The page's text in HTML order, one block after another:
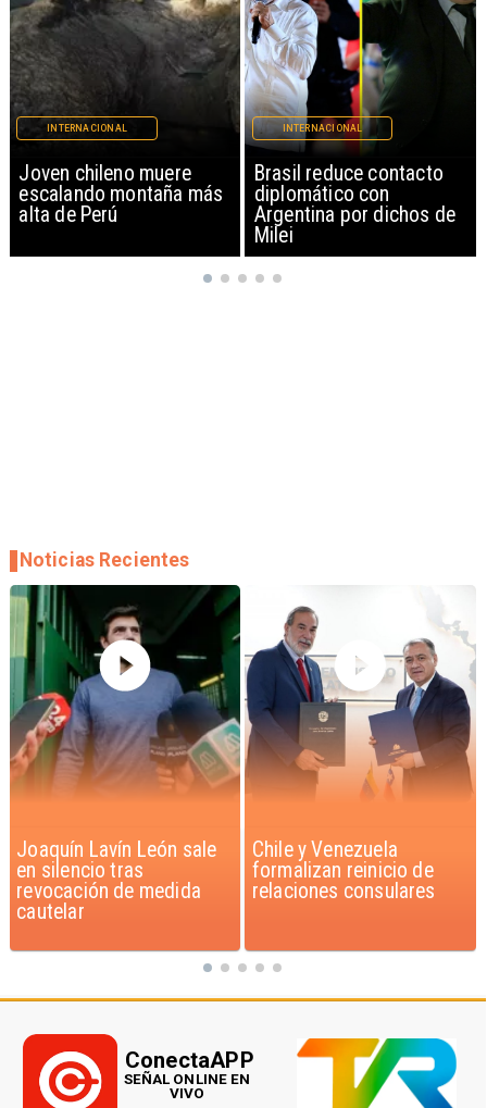
Brasil reduce contacto
diplomático con
Argentina por dichos de
INTERNACIONAL
China restringe
exportación de drones a
EEUU y sanciona
empresas
INTERNACIONAL
Chile y Venezuela
formalizan reinicio de
relaciones consulares
Feriantes rechazan
dichos de Camila Flores
sobre Fabiola Campillai
Noticias Recientes
ConectaAPP
SEÑAL ONLINE EN
VIVO